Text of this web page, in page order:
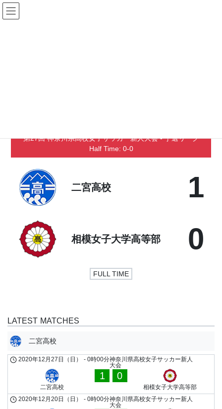
コ
ン
ナ
ビ
第27回 神奈川県高校女子サッカー新人大会 - 予選リーグ
Half Time: 0-0
二宮高校 1
相模女子大学高等部 0
FULL TIME
LATEST MATCHES
二宮高校
神奈川県高校女子サッカー新人
大会
2020年12月27日（日） - 0時00分
二宮高校
1 0
相模女子大学高等部
神奈川県高校女子サッカー新人
大会
2020年12月20日（日） - 0時00分